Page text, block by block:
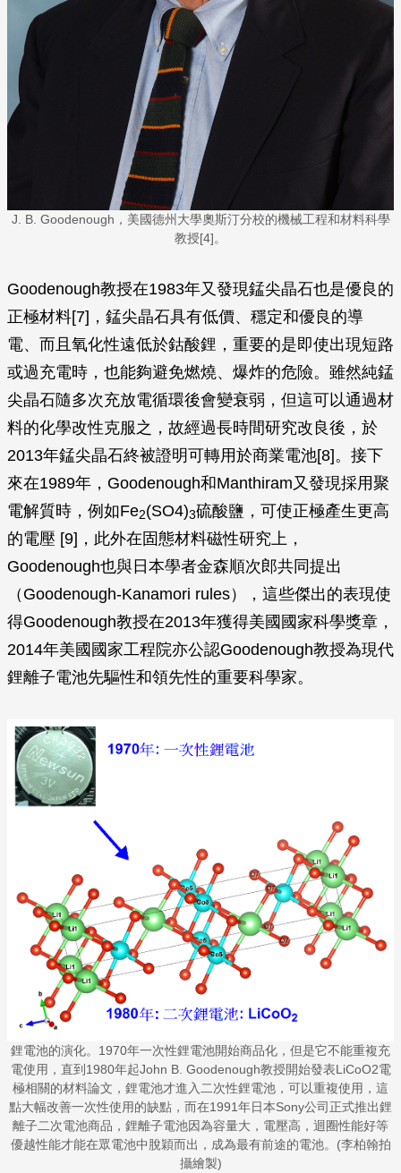
J. B. Goodenough，美國德州大學奧斯汀分校的機械工程和材料科學
教授[4]。
Goodenough教授在1983年又發現錳尖晶石也是優良的
正極材料[7]，錳尖晶石具有低價、穩定和優良的導
電、而且氧化性遠低於鈷酸鋰，重要的是即使出現短路
或過充電時，也能夠避免燃燒、爆炸的危險。雖然純錳
尖晶石隨多次充放電循環後會變衰弱，但這可以通過材
料的化學改性克服之，故經過長時間研究改良後，於
2013年錳尖晶石終被證明可轉用於商業電池[8]。接下
來在1989年，Goodenough和Manthiram又發現採用聚
電解質時，例如Fe2(SO4)3硫酸鹽，可使正極產生更高
的電壓 [9]，此外在固態材料磁性研究上，
Goodenough也與日本學者金森順次郎共同提出
（Goodenough-Kanamori rules），這些傑出的表現使
得Goodenough教授在2013年獲得美國國家科學獎章，
2014年美國國家工程院亦公認Goodenough教授為現代
鋰離子電池先驅性和領先性的重要科學家。
鋰電池的演化。1970年一次性鋰電池開始商品化，但是它不能重複充
電使用，直到1980年起John B. Goodenough教授開始發表LiCoO2電
極相關的材料論文，鋰電池才進入二次性鋰電池，可以重複使用，這
點大幅改善一次性使用的缺點，而在1991年日本Sony公司正式推出鋰
離子二次電池商品，鋰離子電池因為容量大，電壓高，迴圈性能好等
優越性能才能在眾電池中脫穎而出，成為最有前途的電池。(李柏翰拍
攝繪製)